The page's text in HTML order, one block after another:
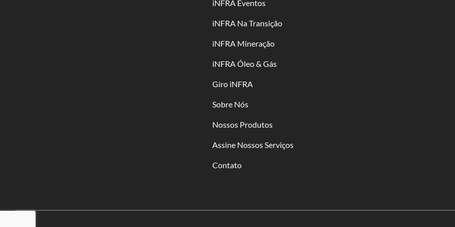
iNFRA Eventos
iNFRA Na Transição
iNFRA Mineração
iNFRA Óleo & Gás
Giro iNFRA
Sobre Nós
Nossos Produtos
Assine Nossos Serviços
Contato